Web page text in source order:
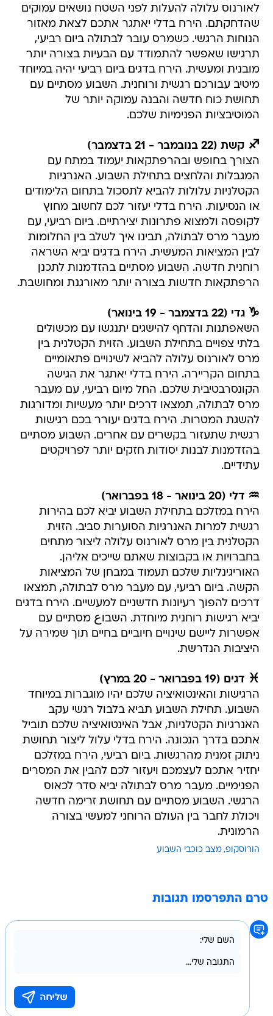
לאורנוס עלולה להעלות לפני השטח נושאים עמוקים
שהדחקתם. הירח בדלי יאתגר אתכם לצאת מאזור
הנוחות הרגשי. כשמרס עובר לבתולה ביום רביעי,
תרגישו שאפשר להתמודד עם הבעיות בצורה יותר
מובנית ומעשית. הירח בדגים ביום רביעי יהיה במיוחד
מיטיב עבורכם רגשית ורוחנית. השבוע מסתיים עם
תחושת כוח חדשה והבנה עמוקה יותר של
המוטיבציות הפנימיות שלכם.
♐ קשת (22 בנובמבר - 21 בדצמבר)
הצורך בחופש ובהרפתקאות יעמוד במתח עם
המגבלות והלחצים בתחילת השבוע. האנרגיות
הקטלניות עלולות להביא לתסכול בתחום הלימודים
או הנסיעות. הירח בדלי יעזור לכם לחשוב מחוץ
לקופסה ולמצוא פתרונות יצירתיים. ביום רביעי, עם
מעבר מרס לבתולה, תבינו איך לשלב בין החלומות
לבין המציאות המעשית. הירח בדגים יביא השראה
רוחנית חדשה. השבוע מסתיים בהזדמנות לתכנן
הרפתקאות חדשות בצורה יותר מאורגנת ומחושבת.
♑ גדי (22 בדצמבר - 19 בינואר)
השאפתנות והדחף להישגים יתנגשו עם מכשולים
בלתי צפויים בתחילת השבוע. הזוית הקטלנית בין
מרס לאורנוס עלולה להביא לשינויים פתאומיים
בתחום הקריירה. הירח בדלי יאתגר את הגישה
הקונסרבטיבית שלכם. החל מיום רביעי, עם מעבר
מרס לבתולה, תמצאו דרכים יותר מעשיות ומדורגות
להשגת המטרות. הירח בדגים יעורר בכם רגישות
רגשית שתעזור בקשרים עם אחרים. השבוע מסתיים
בהזדמנות לבנות יסודות חזקים יותר לפרויקטים
עתידיים.
♒ דלי (20 בינואר - 18 בפברואר)
הירח במזלכם בתחילת השבוע יביא לכם בהירות
רגשית למרות האנרגיות הסוערות סביב. הזוית
הקטלנית בין מרס לאורנוס עלולה ליצור מתחים
בחברויות או בקבוצות שאתם שייכים אליהן.
האוריגינליות שלכם תעמוד במבחן של המציאות
הקשה. ביום רביעי, עם מעבר מרס לבתולה, תמצאו
דרכים להפוך רעיונות חדשניים למעשיים. הירח בדגים
יביא רגישות רוחנית מיוחדת. השבוع מסתיים עם
אפשרות ליישם שינויים חיוביים בחיים תוך שמירה על
היציבות הנדרשת.
♓ דגים (19 בפברואר - 20 במרץ)
הרגישות והאינטואיציה שלכם יהיו מוגברות במיוחד
השבוע. תחילת השבוע תביא בלבול רגשי עקב
האנרגיות הקטלניות, אבל האינטואיציה שלכם תוביל
אתכם בדרך הנכונה. הירח בדלי עלול ליצור תחושת
ניתוק זמנית מהרגשות. ביום רביעי, הירח במזלכם
יחזיר אתכם לעצמכם ויעזור לכם להבין את המסרים
הפנימיים. מעבר מרס לבתולה יביא סדר לכאוס
הרגשי. השבוע מסתיים עם תחושת זרימה חדשה
ויכולת לחבר בין העולם הרוחני למעשי בצורה
הרמונית.
הורוסקופ מצב כוכבי השבוע
טרם התפרסמו תגובות